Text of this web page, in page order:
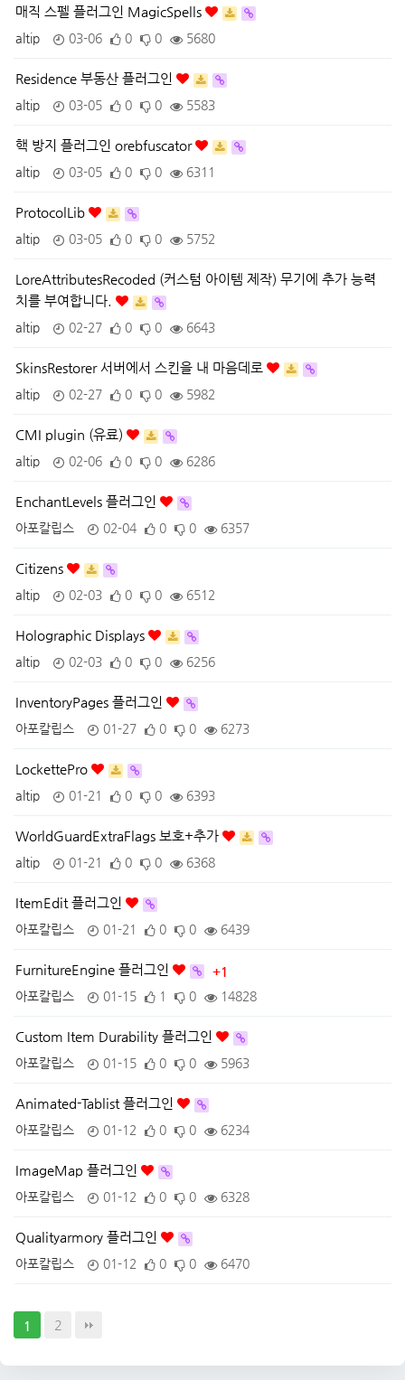
매직 스펠 플러그인 MagicSpells
altip 03-06 0 0 5680
Residence 부동산 플러그인
altip 03-05 0 0 5583
핵 방지 플러그인 orebfuscator
altip 03-05 0 0 6311
ProtocolLib
altip 03-05 0 0 5752
LoreAttributesRecoded (커스텀 아이템 제작) 무기에 추가 능력
치를 부여합니다.
altip 02-27 0 0 6643
SkinsRestorer 서버에서 스킨을 내 마음데로
altip 02-27 0 0 5982
CMI plugin (유료)
altip 02-06 0 0 6286
EnchantLevels 플러그인
아포칼립스 02-04 0 0 6357
Citizens
altip 02-03 0 0 6512
Holographic Displays
altip 02-03 0 0 6256
InventoryPages 플러그인
아포칼립스 01-27 0 0 6273
LockettePro
altip 01-21 0 0 6393
WorldGuardExtraFlags 보호+추가
altip 01-21 0 0 6368
ItemEdit 플러그인
아포칼립스 01-21 0 0 6439
FurnitureEngine 플러그인
+1
아포칼립스
01-15 1 0 14828
Custom Item Durability 플러그인
아포칼립스 01-15 0 0 5963
Animated-Tablist 플러그인
아포칼립스 01-12 0 0 6234
ImageMap 플러그인
아포칼립스 01-12 0 0 6328
Qualityarmory 플러그인
아포칼립스 01-12 0 0 6470
1 2